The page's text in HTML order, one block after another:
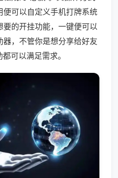
可以自定义手机打牌系统
的开挂功能，一键便可以
，不管你是想分享给好友
可以满足需求。